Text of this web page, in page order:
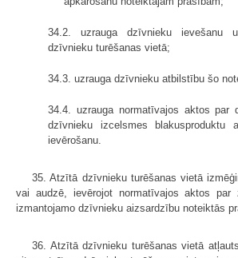
34.2. uzrauga dzīvnieku ievešanu
dzīvnieku turēšanas vietā;
34.3. uzrauga dzīvnieku atbilstību šo
34.4. uzrauga normatīvajos aktos par
dzīvnieku izcelsmes blakusproduktu
ievērošanu.
35. Atzītā dzīvnieku turēšanas vietā
vai audzē, ievērojot normatīvajos aktos par
izmantojamo dzīvnieku aizsardzību noteiktās
36. Atzītā dzīvnieku turēšanas vietā